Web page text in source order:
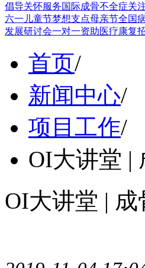
倡导关怀服务国际成骨不全症关
六一儿童节梦想支点母亲节全国
发展研讨会一对一资助医疗康复
首页/
新闻中心/
项目工作/
OI大讲堂 |
OI大讲堂 |